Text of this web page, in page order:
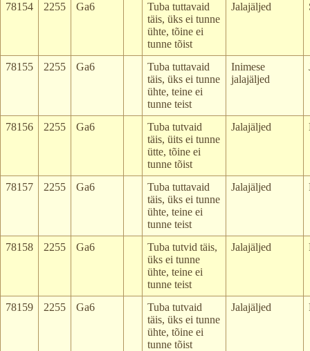
78154 2255 Ga6
Tuba tuttavaid
täis, üks ei tunne
ühte, tõine ei
tunne tõist
Jalajäljed
78155 2255 Ga6
Tuba tuttavaid
täis, üks ei tunne
ühte, teine ei
tunne teist
Inimese
jalajäljed
78156 2255 Ga6
Tuba tutvaid
täis, üits ei tunne
ütte, tõine ei
tunne tõist
Jalajäljed
78157 2255 Ga6
Tuba tuttavaid
täis, üks ei tunne
ühte, teine ei
tunne teist
Jalajäljed
78158 2255 Ga6
Tuba tutvid täis,
üks ei tunne
ühte, teine ei
tunne teist
Jalajäljed
78159 2255 Ga6
Tuba tutvaid
täis, üks ei tunne
ühte, tõine ei
tunne tõist
Jalajäljed